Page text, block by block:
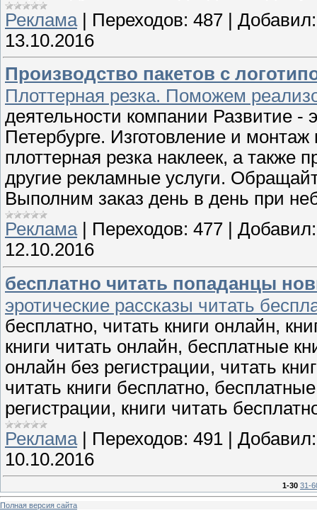
Реклама| Переходов: 487 | Добавил:
13.10.2016
Производство пакетов с
Плоттерная резка. Поможем
деятельности компании Развитие -
Петербурге. Изготовление и
плоттерная резка наклеек, а также
другие рекламные услуги.
Выполним заказ день в день при
Реклама| Переходов: 477
Добавил:
12.10.2016
бесплатно читать попаданцы
эротические рассказы читать
бесплатно, читать книги онлайн,
книги читать онлайн, бесплатные
онлайн без регистрации, читать
читать книги бесплатно,
регистрации, книги читать
Реклама| Переходов: 491
Добавил:
10.10.2016
1-30 31-
Полная версия сайта